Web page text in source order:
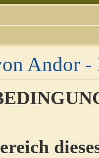
Andor -